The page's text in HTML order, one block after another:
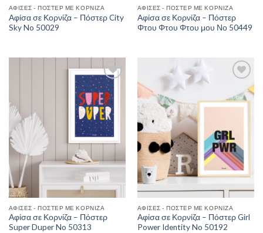
ΑΦΊΣΕΣ - ΠΌΣΤΕΡ ΜΕ ΚΟΡΝΊΖΑ
Αφίσα σε Κορνίζα – Πόστερ City
Sky No 50029
ΑΦΊΣΕΣ - ΠΌΣΤΕΡ ΜΕ ΚΟΡΝΊΖΑ
Αφίσα σε Κορνίζα – Πόστερ
Φτου Φτου Φτου μου Νο 50449
Add to
Wishlist
ΑΦΊΣΕΣ - ΠΌΣΤΕΡ ΜΕ ΚΟΡΝΊΖΑ
Αφίσα σε Κορνίζα – Πόστερ
Super Duper No 50313
Wishlist
ΑΦΊΣΕΣ - ΠΌΣΤΕΡ ΜΕ ΚΟΡΝΊΖΑ
Αφίσα σε Κορνίζα – Πόστερ Girl
Power Identity No 50192